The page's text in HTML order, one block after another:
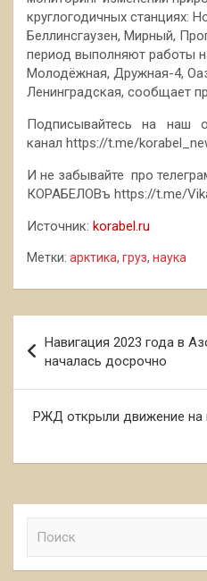
круглогодичных станциях:
Беллинсгаузен, Мирный,
период выполняют работы
Молодёжная, Дружная-4,
Ленинградская, сообщает
Подписывайтесь на наш
канал https://t.me/
И не забывайте про
КОРАБЕЛОВъ https://t.me/
Источник: korabel.ru
Метки: арктика, груз, наука
по
записям
Навигация 2023 года в
началась досрочно
РЖД открыли движение на